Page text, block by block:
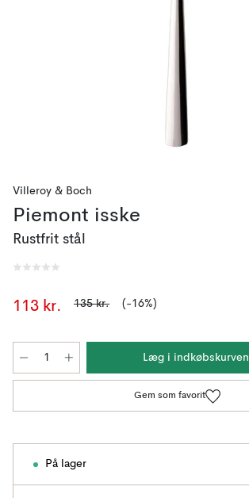
Villeroy & Boch
Piemont isske
Rustfrit stål
113 kr. 135 kr. (-16%)
Læg i indkøbskurven
Gem som favorit
På lager